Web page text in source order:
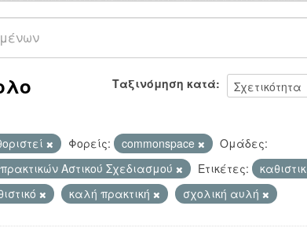
Ταξινόμηση κατά
Φορείς: commonspace
Ομάδες:
Αστικού Σχεδιασμού
Ετικέτες:
καλή πρακτική σχολική αυλή